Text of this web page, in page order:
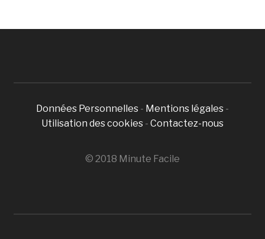
Données Personnelles - Mentions légales -
Utilisation des cookies - Contactez-nous
© 2018 Minute Facile